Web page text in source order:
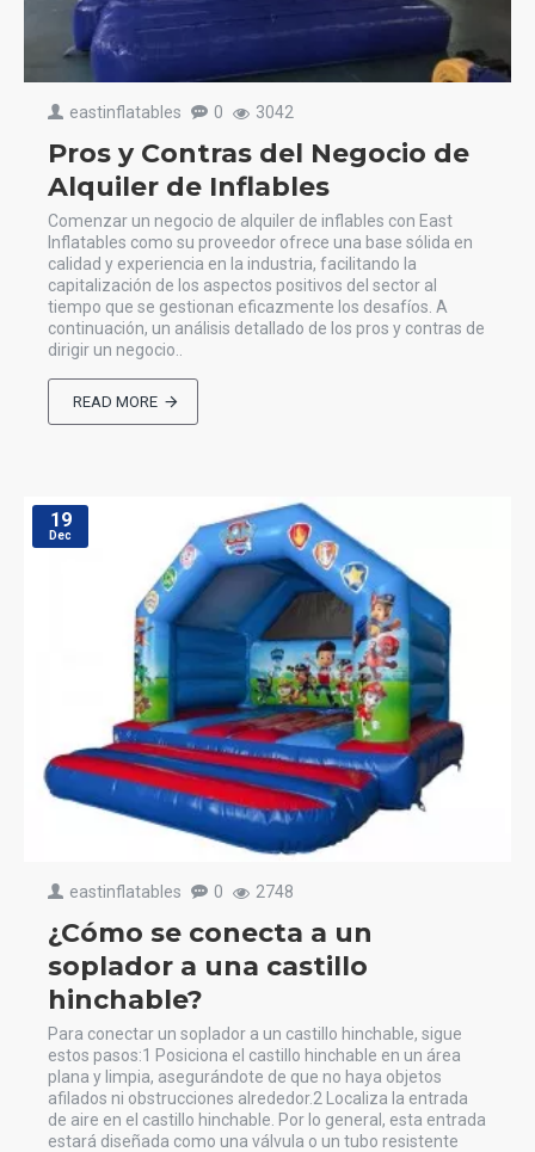
eastinflatables 0 3042
Pros y Contras del Negocio de
Alquiler de Inflables
Comenzar un negocio de alquiler de inflables con East
Inflatables como su proveedor ofrece una base sólida en
calidad y experiencia en la industria, facilitando la
capitalización de los aspectos positivos del sector al
tiempo que se gestionan eficazmente los desafíos. A
continuación, un análisis detallado de los pros y contras de
dirigir un negocio..
READ MORE
19
Dec
eastinflatables 0 2748
¿Cómo se conecta a un
soplador a una castillo
hinchable?
Para conectar un soplador a un castillo hinchable, sigue
estos pasos:1 Posiciona el castillo hinchable en un área
plana y limpia, asegurándote de que no haya objetos
afilados ni obstrucciones alrededor.2 Localiza la entrada
de aire en el castillo hinchable. Por lo general, esta entrada
estará diseñada como una válvula o un tubo resistente